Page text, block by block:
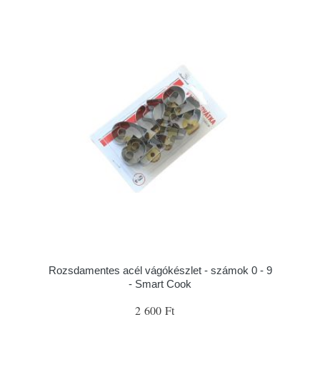
Rozsdamentes acél vágókészlet - számok 0 - 9
- Smart Cook
2 600 Ft